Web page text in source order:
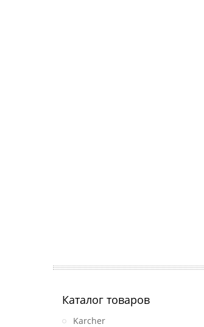
Каталог товаров
Karcher